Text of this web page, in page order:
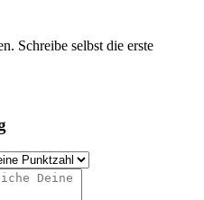
Schreibe selbst die erste